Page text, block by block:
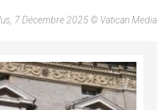
7 Décembre 2025 © Vatican Media